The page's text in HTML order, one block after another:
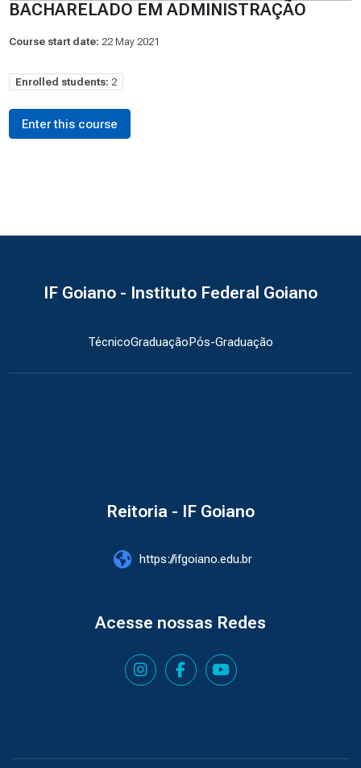
BACHARELADO EM ADMINISTRAÇÃO
Course start date: 22 May 2021
Enrolled students: 2
Enter this course
IF Goiano - Instituto Federal Goiano
TécnicoGraduação Pós-Graduação
Reitoria - IF Goiano
https://ifgoiano.edu.br
Acesse nossas Redes